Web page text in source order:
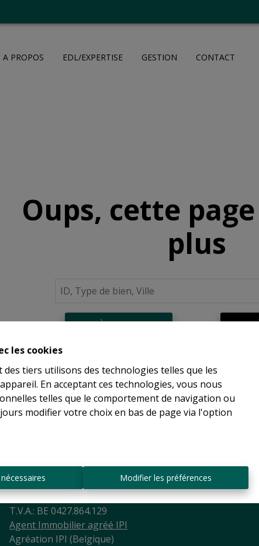
les cookies
tiers utilisons des technologies telles que les
En acceptant ces technologies, vous nous
telles que le comportement de navigation ou
modifier votre choix en bas de page via l'option
Modifier les préférences
A PROPOS EDL/EXPERTISE GESTION CONTACT
Oups, cette
plus
À Vendre
3090 Overijse
Tél:+ 32 2 345 90 80
Mail:info@logeurop.be
T.V.A.: BE 0427.864.129
Agent Immobilier agréé IPI
Agréation IPI (Belgique)